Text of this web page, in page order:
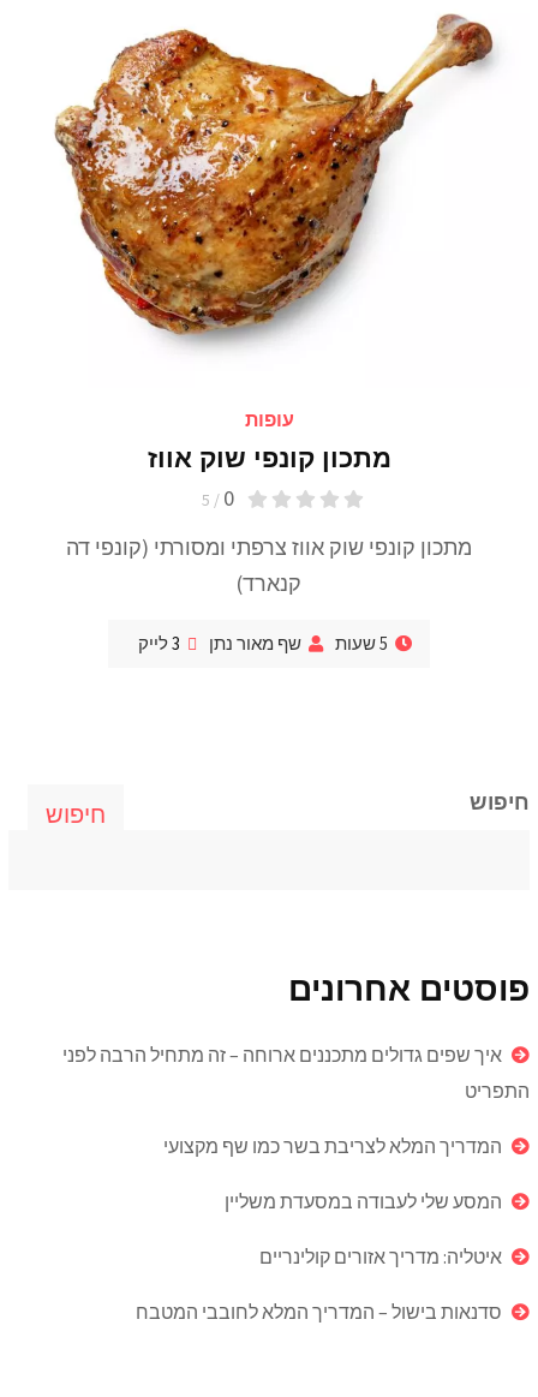
עופות
מתכון קונפי שוק אווז
0
/ 5
מתכון קונפי שוק אווז צרפתי ומסורתי (קונפי דה
קנארד)
5 שעות שף מאור נתן 3לייק
חיפוש חיפוש
פוסטים אחרונים
איך שפים גדולים מתכננים ארוחה – זה מתחיל הרבה לפני
התפריט
המדריך המלא לצריבת בשר כמו שף מקצועי
המסע שלי לעבודה במסעדת משליין
איטליה: מדריך אזורים קולינריים
סדנאות בישול – המדריך המלא לחובבי המטבח